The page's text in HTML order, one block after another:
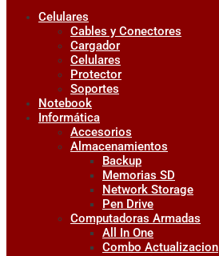
Celulares
Cables y Conectores
Cargador
Celulares
Protector
Soportes
Notebook
Informática
Accesorios
Almacenamientos
Backup
Memorias SD
Network Storage
Pen Drive
Computadoras Armadas
All In One
Combo Actualizacion